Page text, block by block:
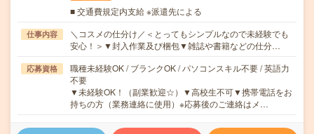
■ 交通費規定内支給 ※派遣先による
仕事内容
＼コスメの仕分け／＜とってもシンプルなので未経験でも
安心！＞▼封入作業及び梱包▼雑誌や書籍などの仕分…
応募資格
職種未経験OK / ブランクOK / パソコンスキル不要 / 英語力
不要
▼未経験OK！（副業歓迎☆）▼高校生不可▼携帯電話をお
持ちの方（業務連絡に使用）※応募後のご連絡はメ…